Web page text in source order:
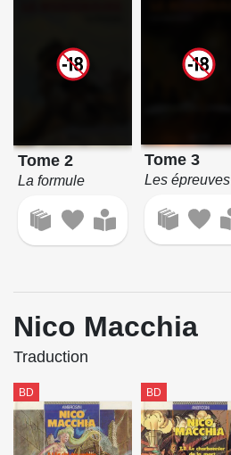
Tome 2
La formule
Tome 3
Les épreuves
Nico Macchia
Traduction
BD BD